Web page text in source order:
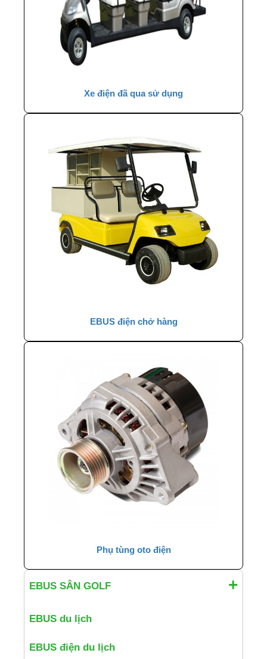
Xe điện đã qua sử dụng
EBUS điện chở hàng
Phụ tùng oto điện
EBUS SÂN GOLF
EBUS du lịch
EBUS điện du lịch